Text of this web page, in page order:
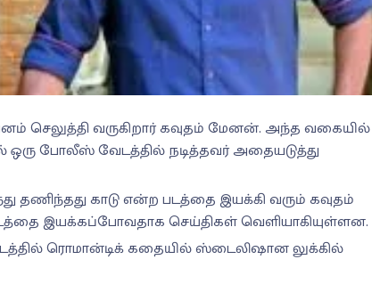
செலுத்தி வருகிறார் கவுதம் மேனன். அந்த வகையில்
போலீஸ் வேடத்தில் நடித்தவர் அதையடுத்து
தணிந்தது காடு என்ற படத்தை இயக்கி வரும் கவுதம்
இயக்கப்போவதாக செய்திகள் வெளியாகியுள்ளன.
ரொமான்டிக் கதையில் ஸ்டைலிஷான லுக்கில்